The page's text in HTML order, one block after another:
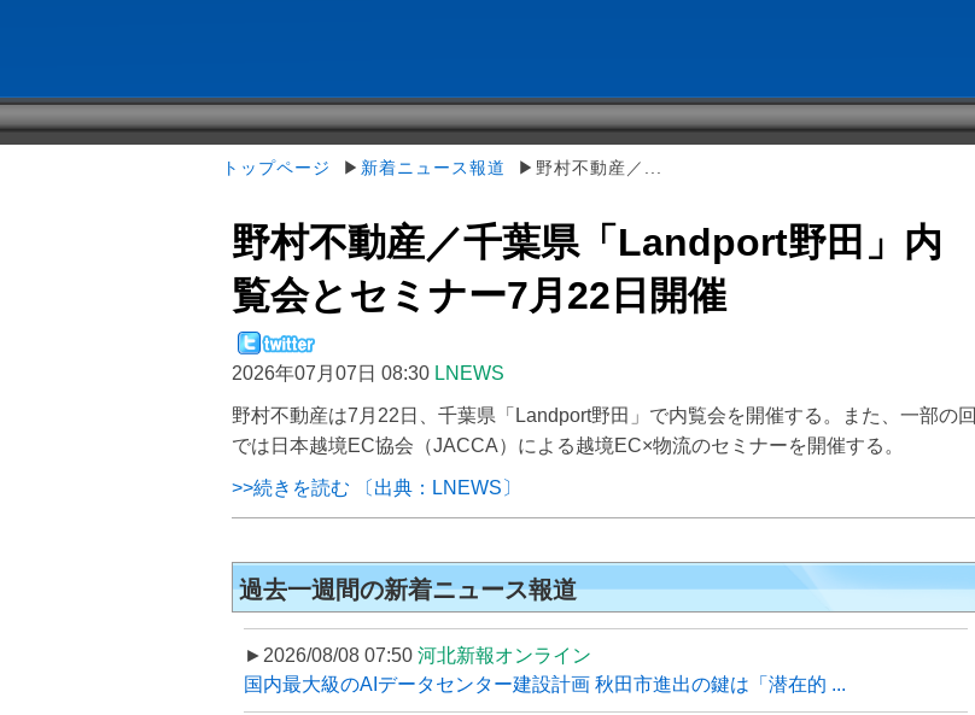
トップページ ▶ 新着ニュース報道 ▶野村不動産／...
野村不動産／千葉県「Landport野田」内
覧会とセミナー7月22日開催
2026年07月07日 08:30 LNEWS
野村不動産は7月22日、千葉県「Landport野田」で内覧会を開催する。また、一部の回
では日本越境EC協会（JACCA）による越境EC×物流のセミナーを開催する。
>>続きを読む 〔出典：LNEWS〕
過去一週間の新着ニュース報道
►2026/08/08 07:50 河北新報オンライン
国内最大級のAIデータセンター建設計画 秋田市進出の鍵は「潜在的 ...